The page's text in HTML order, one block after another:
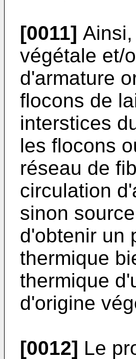
[0011]
végétale et/
d'armature
flocons de
interstices
les flocons
réseau de
circulation
sinon
d'obtenir un
thermique
thermique
d'origine
[0012] Le